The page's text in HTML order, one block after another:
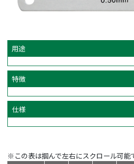
用途
特徴
仕様
※この表は掴んで左右にスクロール可能